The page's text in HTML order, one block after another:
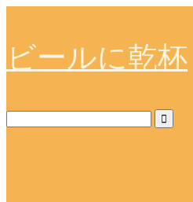
ビールに乾杯